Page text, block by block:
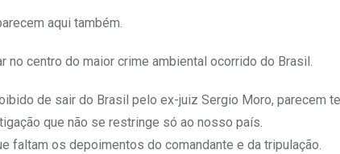
aqui também.
no centro do maior crime ambiental ocorrido do Brasil.
de sair do Brasil pelo ex-juiz Sergio Moro, parecem
que não se restringe só ao nosso país.
faltam os depoimentos do comandante e da tripulação.